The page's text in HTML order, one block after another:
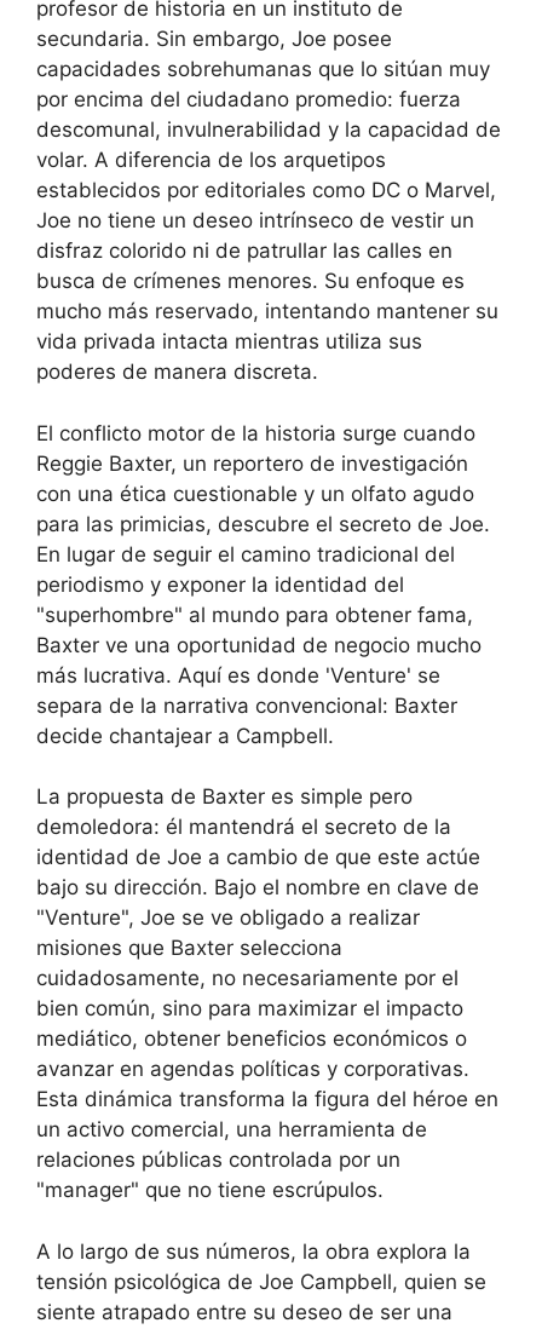
profesor de historia en un instituto de
secundaria. Sin embargo, Joe posee
capacidades sobrehumanas que lo sitúan muy
por encima del ciudadano promedio: fuerza
descomunal, invulnerabilidad y la capacidad de
volar. A diferencia de los arquetipos
establecidos por editoriales como DC o Marvel,
Joe no tiene un deseo intrínseco de vestir un
disfraz colorido ni de patrullar las calles en
busca de crímenes menores. Su enfoque es
mucho más reservado, intentando mantener su
vida privada intacta mientras utiliza sus
poderes de manera discreta.
El conflicto motor de la historia surge cuando
Reggie Baxter, un reportero de investigación
con una ética cuestionable y un olfato agudo
para las primicias, descubre el secreto de Joe.
En lugar de seguir el camino tradicional del
periodismo y exponer la identidad del
"superhombre" al mundo para obtener fama,
Baxter ve una oportunidad de negocio mucho
más lucrativa. Aquí es donde 'Venture' se
separa de la narrativa convencional: Baxter
decide chantajear a Campbell.
La propuesta de Baxter es simple pero
demoledora: él mantendrá el secreto de la
identidad de Joe a cambio de que este actúe
bajo su dirección. Bajo el nombre en clave de
"Venture", Joe se ve obligado a realizar
misiones que Baxter selecciona
cuidadosamente, no necesariamente por el
bien común, sino para maximizar el impacto
mediático, obtener beneficios económicos o
avanzar en agendas políticas y corporativas.
Esta dinámica transforma la figura del héroe en
un activo comercial, una herramienta de
relaciones públicas controlada por un
"manager" que no tiene escrúpulos.
A lo largo de sus números, la obra explora la
tensión psicológica de Joe Campbell, quien se
siente atrapado entre su deseo de ser una